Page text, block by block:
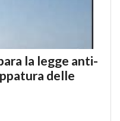
la legge anti-
delle